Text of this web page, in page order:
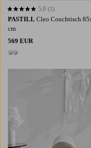
PASTILL Cleo Couchtisch
cm
569 EUR
2 Farben
5,0 basierend auf 1 Bewertungen
5,0 (1)